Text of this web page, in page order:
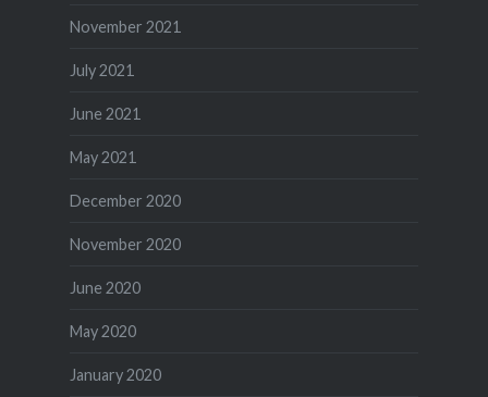
November 2021
July 2021
June 2021
May 2021
December 2020
November 2020
June 2020
May 2020
January 2020